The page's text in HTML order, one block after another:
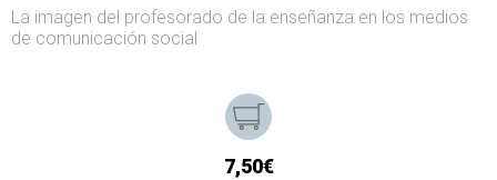
La imagen del profesorado de la enseñanza en los medios
de comunicación social
7,50€